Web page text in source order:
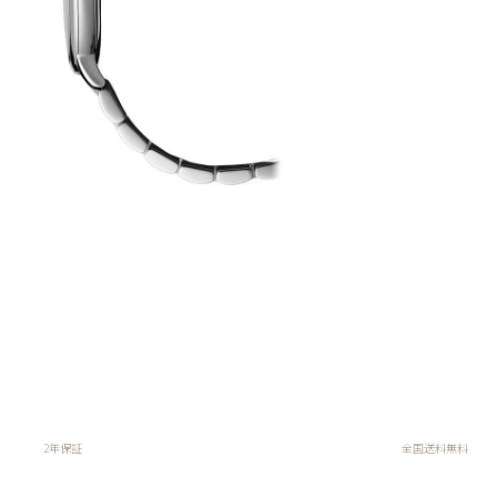
2年保証 全国送料無料